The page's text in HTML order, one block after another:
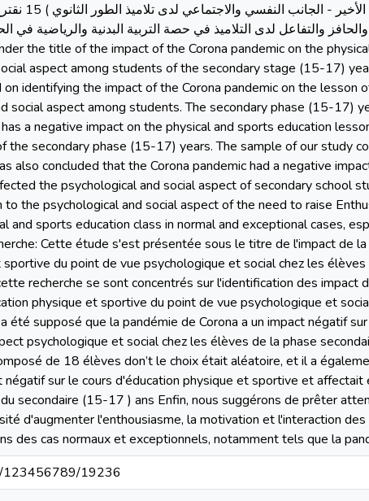
ايضا على
والتفاعل لدى التلاميذ في حصة التربية البدنية والرياضية في
aspect among students of the secondary stage (15-17)
identifying the impact of the Corona pandemic on the lesson
social aspect among students. The secondary phase (15-17)
a negative impact on the physical and sports education
the secondary phase (15-17) years. The sample of our study
also concluded that the Corona pandemic had a negative
the psychological and social aspect of secondary school
the psychological and social aspect of the need to raise
and sports education class in normal and exceptional cases,
Cette étude s'est présentée sous le titre de l'impact de
du point de vue psychologique et social chez les
recherche se sont concentrés sur l'identification des impact
physique et sportive du point de vue psychologique et
été supposé que la pandémie de Corona a un impact négatif
psychologique et social chez les élèves de la phase
de 18 élèves don’t le choix était aléatoire, et il a
négatif sur le cours d'éducation physique et sportive et
secondaire (15-17 ) ans Enfin, nous suggérons de prêter
d'augmenter l'enthousiasme, la motivation et l'interaction
des cas normaux et exceptionnels, notamment tels que la
123456789/19236